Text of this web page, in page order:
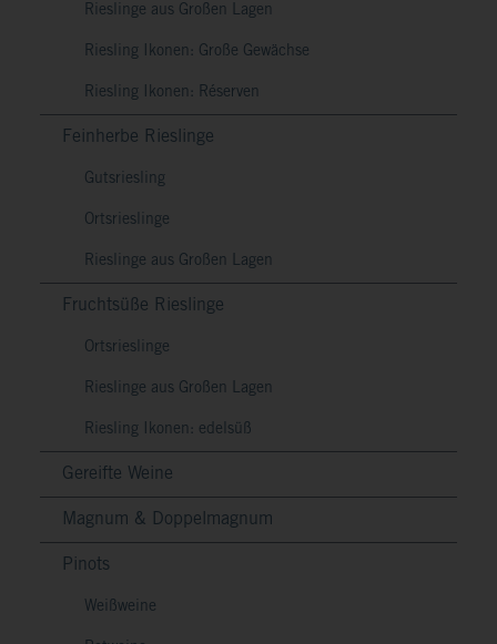
Rieslinge aus Großen Lagen
Riesling Ikonen: Große Gewächse
Riesling Ikonen: Réserven
Feinherbe Rieslinge
Gutsriesling
Ortsrieslinge
Rieslinge aus Großen Lagen
Fruchtsüße Rieslinge
Ortsrieslinge
Rieslinge aus Großen Lagen
Riesling Ikonen: edelsüß
Gereifte Weine
Magnum & Doppelmagnum
Pinots
Weißweine